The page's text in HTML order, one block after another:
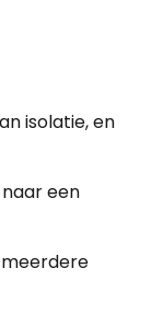
isolatie, en
een